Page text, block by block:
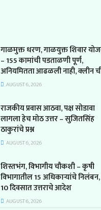
गाळमुक्त धरण, गाळयुक्त शिवार
– 155 कामांची पडताळणी पूर्ण,
अनियमितता आढळली नाही, क्लीन
AUGUST 6, 2026
राजकीय प्रवास आठवा, पक्ष सोडावा
लागला हेच मोठ उत्तर – सुजितसिंह
ठाकुरांचे प्रश्न
AUGUST 6, 2026
शिस्तभंग, विभागीय चौकशी – कृषी
विभागातील 15 अधिकाऱ्यांचे निलंबन,
10 दिवसात उत्तराचे आदेश
AUGUST 6, 2026